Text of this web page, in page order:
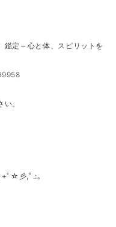
鑑定～心と体、スピリットを
。
ﾟ☆彡,ﾟ.:｡